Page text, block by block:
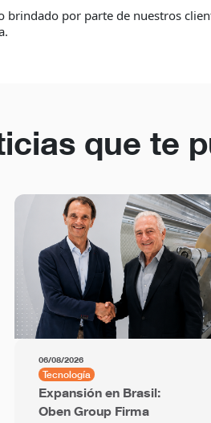
brindado por parte de nuestros
que te
06/08/2026
Tecnología
Expansión en Brasil:
Oben Group Firma